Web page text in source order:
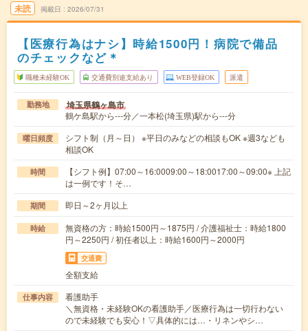
未読 掲載日 2026/07/31
【医療行為はナシ】時給1500円！病院で備品
のチェックなど＊
職種未経験OK 交通費別途支給あり WEB登録OK 派遣
勤務地 埼玉県鶴ヶ島市
鶴ケ島駅から---分／一本松(埼玉県)駅から---分
曜日頻度
シフト制（月～日） ※平日のみなどの相談もOK ※週3なども
相談OK
時間
【シフト例】07:00～16:0009:00～18:0017:00～09:00※ 上記
は一例です！そ…
期間 即日～2ヶ月以上
時給
無資格の方：時給1500円～1875円 / 介護福祉士：時給1800
円～2250円 / 初任者以上：時給1600円～2000円
交通費
全額支給
仕事内容
看護助手
＼無資格・未経験OKの看護助手／医療行為は一切行わない
ので未経験でも安心！▽具体的には…・リネンやシ…